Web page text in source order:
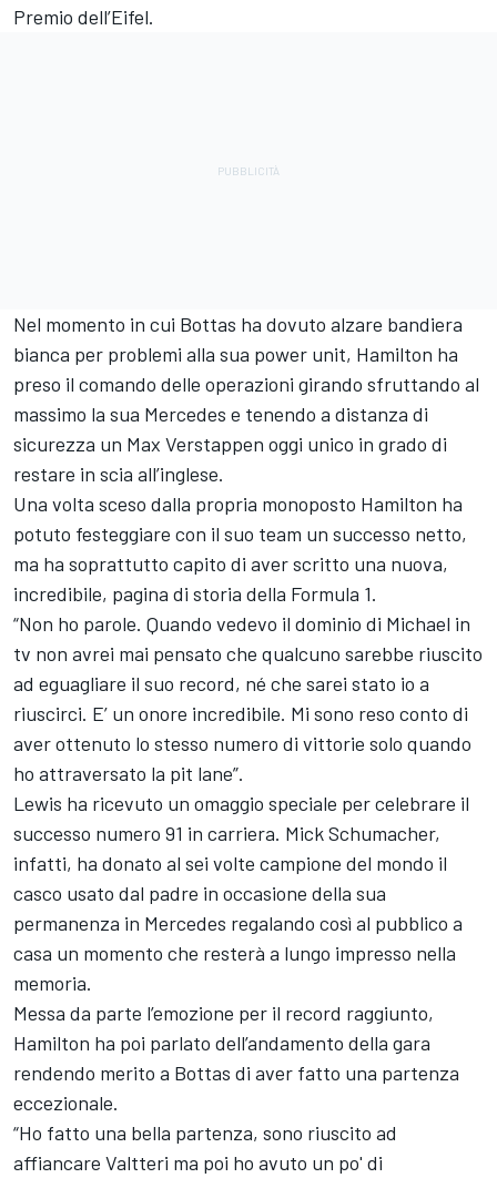
Premio dell’Eifel.
Nel momento in cui Bottas ha dovuto alzare bandiera
bianca per problemi alla sua power unit, Hamilton ha
preso il comando delle operazioni girando sfruttando al
massimo la sua Mercedes e tenendo a distanza di
sicurezza un Max Verstappen oggi unico in grado di
restare in scia all’inglese.
Una volta sceso dalla propria monoposto Hamilton ha
potuto festeggiare con il suo team un successo netto,
ma ha soprattutto capito di aver scritto una nuova,
incredibile, pagina di storia della Formula 1.
“Non ho parole. Quando vedevo il dominio di Michael in
tv non avrei mai pensato che qualcuno sarebbe riuscito
ad eguagliare il suo record, né che sarei stato io a
riuscirci. E’ un onore incredibile. Mi sono reso conto di
aver ottenuto lo stesso numero di vittorie solo quando
ho attraversato la pit lane”.
Lewis ha ricevuto un omaggio speciale per celebrare il
successo numero 91 in carriera. Mick Schumacher,
infatti, ha donato al sei volte campione del mondo il
casco usato dal padre in occasione della sua
permanenza in Mercedes regalando così al pubblico a
casa un momento che resterà a lungo impresso nella
memoria.
Messa da parte l’emozione per il record raggiunto,
Hamilton ha poi parlato dell’andamento della gara
rendendo merito a Bottas di aver fatto una partenza
eccezionale.
“Ho fatto una bella partenza, sono riuscito ad
affiancare Valtteri ma poi ho avuto un po' di